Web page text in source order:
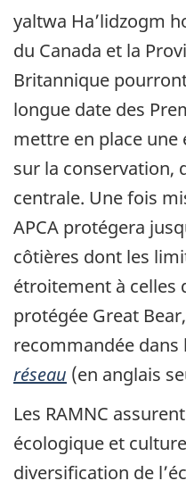
yaltwa Ha’lidzogm
du Canada et la
Britannique
longue date des
mettre en place
sur la conservation,
centrale. Une fois
APCA protégera
côtières dont les
étroitement à celles
protégée Great
recommandée dans
réseau (en anglais
Les RAMNC
écologique et
diversification de